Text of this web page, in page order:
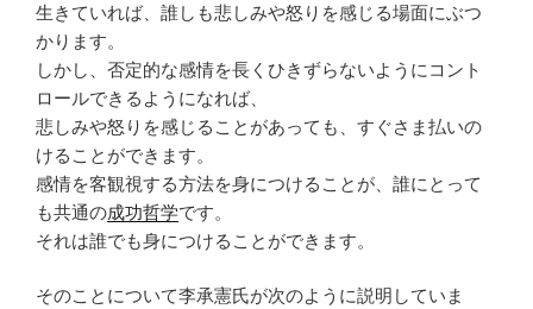
生きていれば、誰しも悲しみや怒りを感じる場面にぶつ
かります。
しかし、否定的な感情を長くひきずらないようにコント
ロールできるようになれば、
悲しみや怒りを感じることがあっても、すぐさま払いの
けることができます。
感情を客観視する方法を身につけることが、誰にとって
も共通の成功哲学です。
それは誰でも身につけることができます。
そのことについて李承憲氏が次のように説明していま